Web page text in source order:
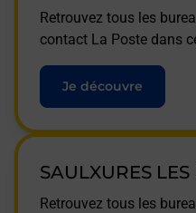
Retrouvez tous les
contact La Poste dans
Je découvre
SAULXURES
Retrouvez tous les